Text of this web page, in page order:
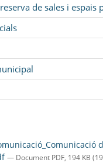
de sales i espais
— Document PDF, 194 KB